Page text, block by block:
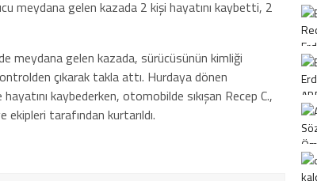
meydana gelen kazada 2 kişi hayatını kaybetti, 2
meydana gelen kazada, sürücüsünün kimliği
çıkarak takla attı. Hurdaya dönen
kaybederken, otomobilde sıkışan Recep C.,
tarafından kurtarıldı.